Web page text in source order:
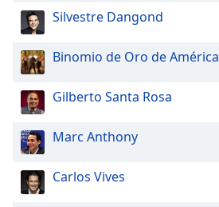
Silvestre Dangond
Binomio de Oro de América
Gilberto Santa Rosa
Marc Anthony
Carlos Vives